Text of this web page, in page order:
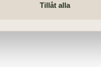
Tillåt alla